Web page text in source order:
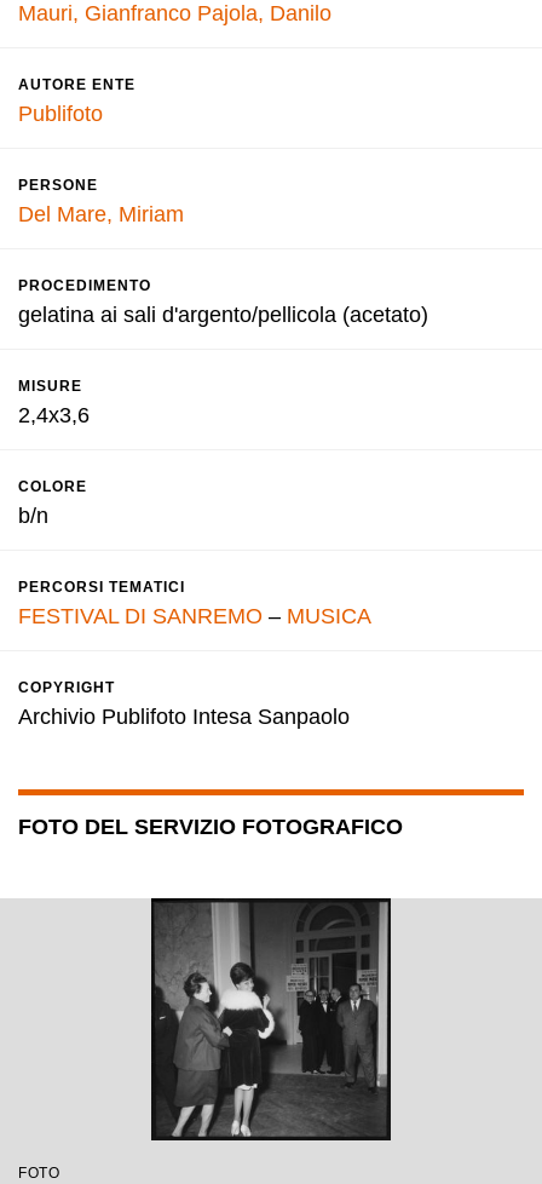
Mauri, Gianfranco Pajola, Danilo
AUTORE ENTE
Publifoto
PERSONE
Del Mare, Miriam
PROCEDIMENTO
gelatina ai sali d'argento/pellicola (acetato)
MISURE
2,4x3,6
COLORE
b/n
PERCORSI TEMATICI
FESTIVAL DI SANREMO – MUSICA
COPYRIGHT
Archivio Publifoto Intesa Sanpaolo
FOTO DEL SERVIZIO FOTOGRAFICO
FOTO